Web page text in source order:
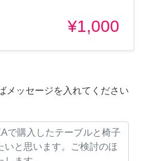
¥1,000
メッセージを入れてください